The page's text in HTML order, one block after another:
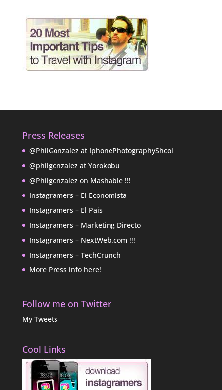
Press Releases
@PhilGonzalez at IphonePhotographyShool
@philgonzalez at Yorokobu
@Philgonzalez on Mashable !!!
Instagramers – El Economista
Instagramers – El Pais
Instagramers – Marketing Directo
Instagramers – NextWeb.com !!!
Instagramers – TechCrunch
More Press info here!
Follow me on Twitter
My Tweets
Cool Links